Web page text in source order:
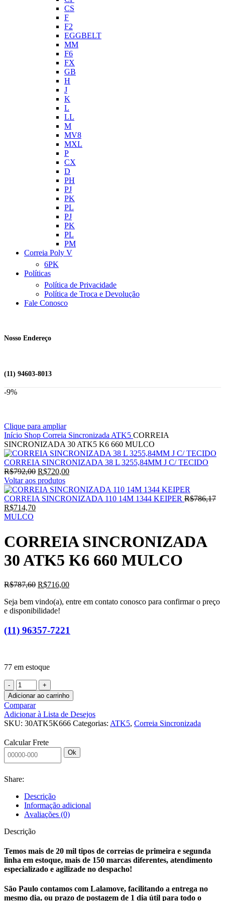
CS
F
F2
EGGBELT
MM
F6
FX
GB
H
J
K
L
LL
M
MV8
MXL
P
CX
D
PH
PJ
PK
PL
PJ
PK
PL
PM
Correia Poly V
6PK
Políticas
Política de Privacidade
Política de Troca e Devolução
Fale Conosco
Nosso Endereço
(11) 94603-8013
-9%
Clique para ampliar
Início Shop Correia SincronizadaATK5 CORREIA
SINCRONIZADA 30 ATK5 K6 660 MULCO
CORREIA SINCRONIZADA 38 L 3255,84MM J C/ TECIDO
R$792,00 R$720,00
Voltar aos produtos
CORREIA SINCRONIZADA 110 14M 1344 KEIPER R$786,17
R$714,70
MULCO
CORREIA SINCRONIZADA
30 ATK5 K6 660 MULCO
R$787,60 R$716,00
Seja bem vindo(a), entre em contato conosco para confirmar o preço
e disponibilidade!
(11) 96357-7221
77 em estoque
Adicionar ao carrinho
Comparar
Adicionar à Lista de Desejos
SKU: 30ATK5K666 Categorias: ATK5, Correia Sincronizada
Calcular Frete
Ok
Share:
Descrição
Informação adicional
Avaliações (0)
Descrição
Temos mais de 20 mil tipos de correias de primeira e segunda
linha em estoque, mais de 150 marcas diferentes, atendimento
especializado e agilizade no despacho!
São Paulo contamos com Lalamove, facilitando a entrega no
mesmo dia, ou prazo de postagem de 1 dia útil para todo o